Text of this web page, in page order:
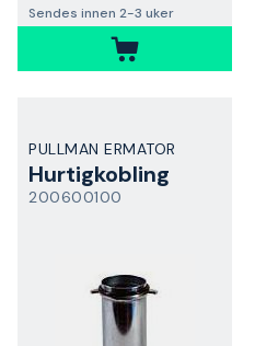
Sendes innen 2-3 uker
PULLMAN ERMATOR
Hurtigkobling
200600100